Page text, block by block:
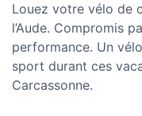
Louez votre vélo de
l’Aude. Compromis
performance. Un
sport durant ces
Carcassonne.